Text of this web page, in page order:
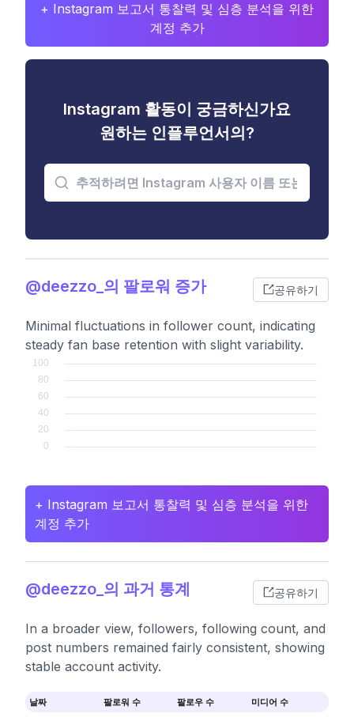
+ Instagram 보고서 통찰력 및 심층 분석을 위한
계정 추가
Instagram 활동이 궁금하신가요
원하는 인플루언서의?
@deezzo_의 팔로워 증가 공유하기
Minimal fluctuations in follower count, indicating
steady fan base retention with slight variability.
+ Instagram 보고서 통찰력 및 심층 분석을 위한
계정 추가
@deezzo_의 과거 통계 공유하기
In a broader view, followers, following count, and
post numbers remained fairly consistent, showing
stable account activity.
날짜 팔로워 수 팔로우 수 미디어 수